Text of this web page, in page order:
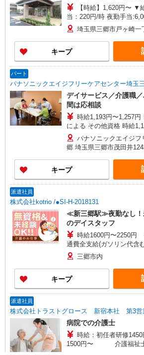
【時給】1,620円〜 ▼給与詳細 処遇改善手
当：220円/時 夜勤手当:6,000円/回 ▼下
通勤手当 年末年始手当：380円/時 寸
回（6月・12月） ※業績による ※処遇改善
試用期間中(3ヶ月)は支給
埼玉県三郷市戸ヶ崎一
キープ
パート
パナソニックエイジフリーケアセンター埼玉
デイサービス／介護職
間は応相談
時給1,193円〜1,257
による その他資格 時給
福祉士 時給1,257円 ※一
間外勤務手当 〇土日祝勤
彰金 〇年末年始勤務手当
パナソニックエイジフ
郷 埼玉県三郷市茂田井
キープ
派遣社員
株式会社kotrio /●SI-H-2018131
≪新三郷駅≫夜勤なし！
のデイスタッフ
時給1600円〜2250円
通費全支給(ガソリン代含
三郷市内
キープ
派遣社員
株式会社トラストグロース 新宿本社 第3営
病院での介護士
時給：初任者研修
1500円〜 介護福祉士1550円